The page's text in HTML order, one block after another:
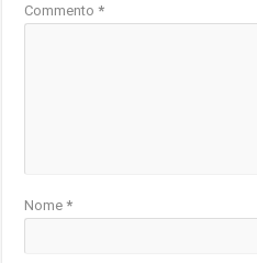
Commento*
Nome*